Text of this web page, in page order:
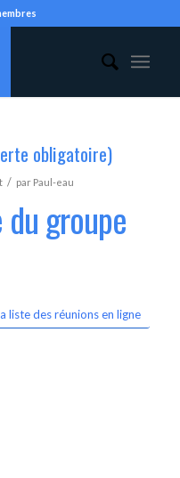
obligatoire)
/ par Paul-eau
groupe
liste des réunions en ligne